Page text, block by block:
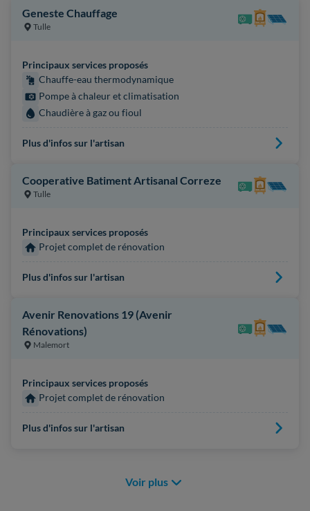
Geneste Chauffage
Tulle
Principaux services proposés
Chauffe-eau thermodynamique
Pompe à chaleur et climatisation
Chaudière à gaz ou fioul
Plus d'infos sur l'artisan
Cooperative Batiment Artisanal Correze
Tulle
Principaux services proposés
Projet complet de rénovation
Plus d'infos sur l'artisan
Avenir Renovations 19 (Avenir
Rénovations)
Malemort
Principaux services proposés
Projet complet de rénovation
Plus d'infos sur l'artisan
Voir plus